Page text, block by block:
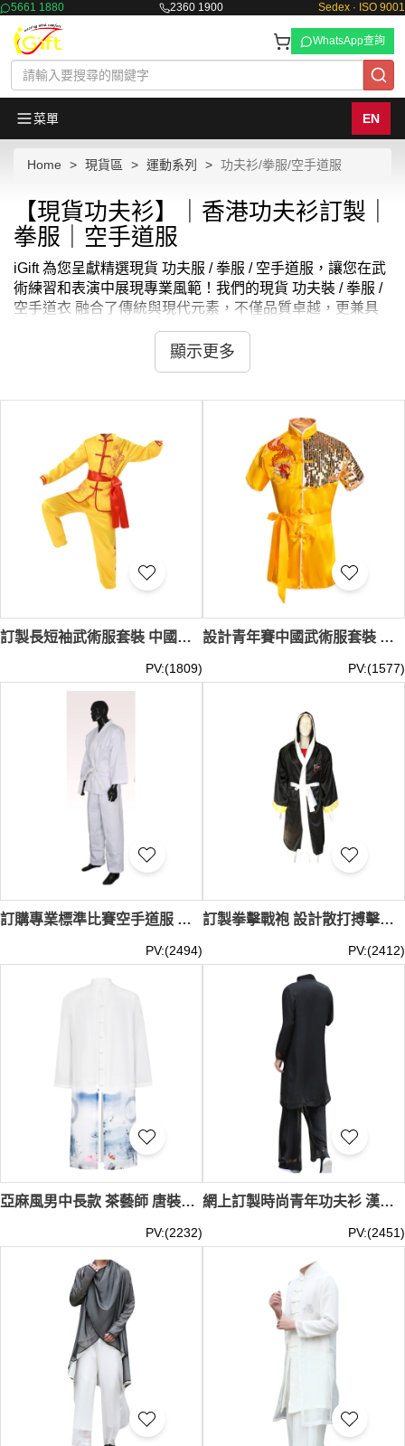
5661 1880 2360 1900 Sedex · ISO 9001
WhatsApp查詢
菜單 EN
Home 現貨區 運動系列 功夫衫/拳服/空手道服
【現貨功夫衫】｜香港功夫衫訂製｜
拳服｜空手道服
iGift 為您呈獻精選現貨 功夫服 / 拳服 / 空手道服，讓您在武
術練習和表演中展現專業風範！我們的現貨 功夫裝 / 拳服 /
空手道衣 融合了傳統與現代元素，不僅品質卓越，更兼具
舒適與靈活性。從日常練習到正式比賽，這些現貨功夫裝 /
拳服 / 空手道袍 都能完美襯托您的武術技巧。我們提供多樣
化的款式，包括長短袖武術服套裝、中國武術練功服等，滿
尋找完美的武術服裝？iGift 的現貨 功夫服 / 拳服 / 空手道服
絕對是您的理想之選。我們的設計團隊精心打造每一件現貨
功夫服 / 拳服 / 空手道服，確保您在任何場合都能展現最佳
風采。從簡約大方的練習服到精緻華麗的演出服，iGift 的現
貨 功夫服 / 拳服 / 空手道服 系列應有盡有。如果您在尋找
太極服裝香港 或 唐裝衫 香港，雖然我們不提供即時交收服
務，但我們保證在您下單後，以最快速度為您安排發貨。別
再猶豫，現在就來 iGift 探索您的專屬武術服裝吧！我們也
提供 空手道用品。關於 空手道服穿法，您可以參考相關教
學。現貨功夫衫/拳服/空手道服最少訂購量 -MOQ: 1件起 ；
價格：HKD60 / 起, 視乎數量而定。貨期約需3-7天。
顯示更多
訂製長短袖武術服套裝 中國武術練功服 武術演出服套裝 社團武術服 SKF011
PV:(1809)
設計青年賽中國武術服套裝 太極拳表演服 上台演出服 童裝武術服 珠片武術服 SKF010
PV:(1577)
訂購專業標準比賽空手道服 製造兒童成人空手道服 配腰帶 空手道服製衣廠 35％棉 65％滌綸 空手道價格 SKF009
PV:(2494)
訂製拳擊戰袍 設計散打搏擊服 供應武術戰袍 出場戰袍披風 拳服中心 紡絲緞 拳服價格 SKF008
PV:(2412)
亞麻風男中長款 茶藝師 唐裝男青年 演出男裝古裝 大褂長衫 功夫衫 劇組 戲劇服 SKF007
PV:(2232)
網上訂製時尚青年功夫衫 漢服男中國風 男裝古風古裝 長衫中式長袍子亞麻套裝 功夫衫 劇組 戲劇服 SKF006
PV:(2451)